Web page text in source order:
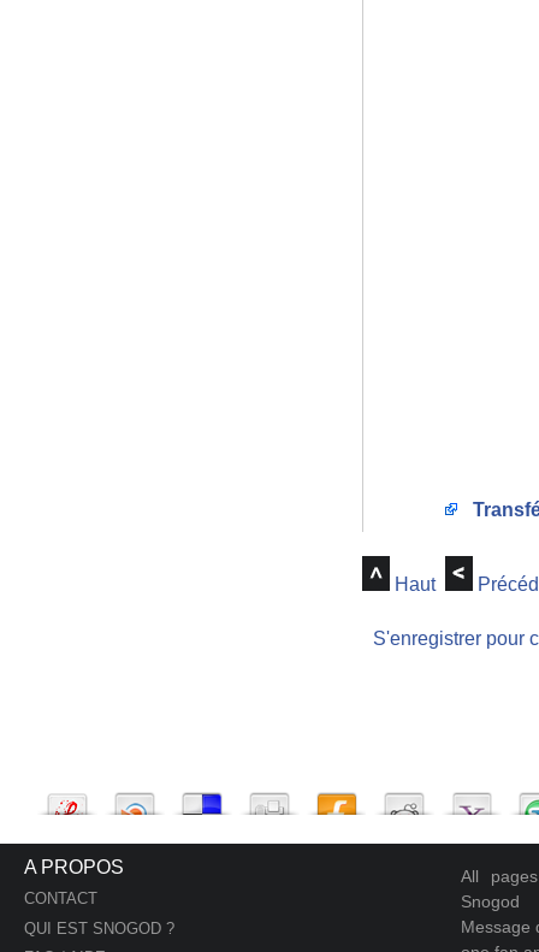
Haut
S'enregistrer pour
A PROPOS
CONTACT
QUI EST SNOGOD ?
All
Snogod
Message